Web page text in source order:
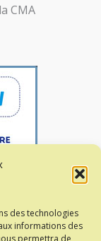
des technologies
informations des
permettra de
CMA